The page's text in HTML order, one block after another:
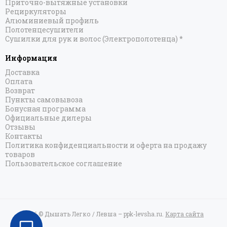
Формат 26
Формат 30
Формат 40
Богема 3.1 прямая
Богема 3.1 выгнутая
Богема 3.1 с 1 полкой
Вердикт 4.0
Галант 3.1
Идиллия MASTER
Идиллия PLUS
Кантата 4.0
Локон
Фьорд 4.0
Приточно-вытяжные установки
Рециркуляторы
Алюминиевый профиль
Полотенцесушители
Сушилки для рук и волос (Электрополотенца) *
Информация
Доставка
Оплата
Возврат
Пункты самовывоза
Бонусная программа
Официальные дилеры
Отзывы
Контакты
Политика конфиденциальности и оферта на продажу
товаров
Пользовательское соглашение
2026 © Дышать Легко / Левша – ppk-levsha.ru. Карта сайта